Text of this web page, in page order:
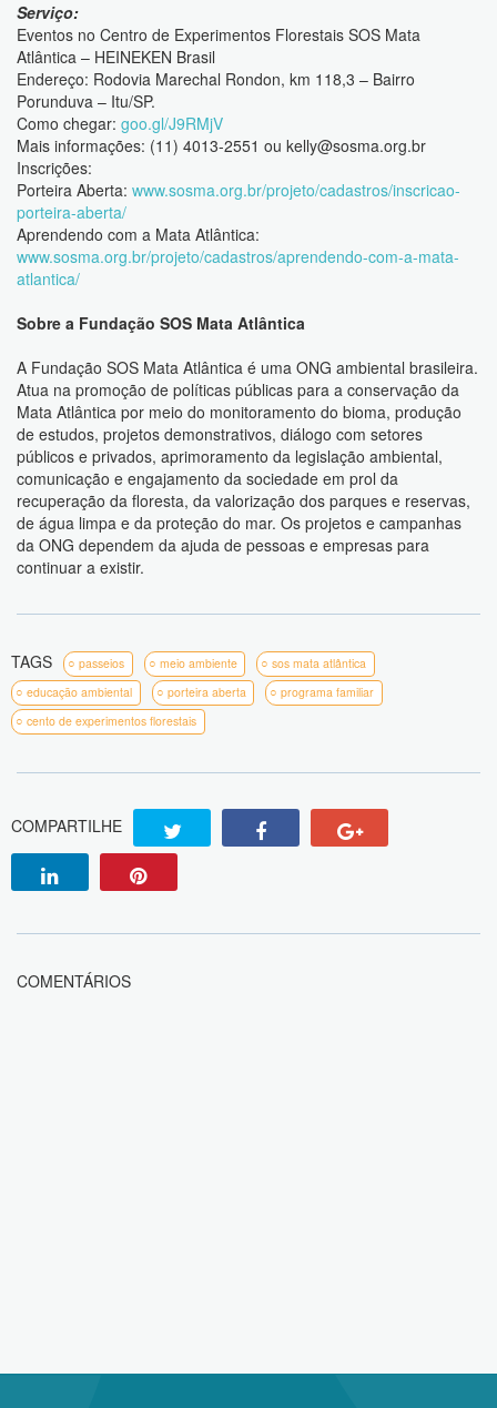
Serviço:
Eventos no Centro de Experimentos Florestais SOS Mata
Atlântica – HEINEKEN Brasil
Endereço: Rodovia Marechal Rondon, km 118,3 – Bairro
Porunduva – Itu/SP.
Como chegar: goo.gl/J9RMjV
Mais informações: (11) 4013-2551 ou kelly@sosma.org.br
Inscrições:
Porteira Aberta: www.sosma.org.br/projeto/cadastros/inscricao-
porteira-aberta/
Aprendendo com a Mata Atlântica:
www.sosma.org.br/projeto/cadastros/aprendendo-com-a-mata-
atlantica/
Sobre a Fundação SOS Mata Atlântica
A Fundação SOS Mata Atlântica é uma ONG ambiental brasileira.
Atua na promoção de políticas públicas para a conservação da
Mata Atlântica por meio do monitoramento do bioma, produção
de estudos, projetos demonstrativos, diálogo com setores
públicos e privados, aprimoramento da legislação ambiental,
comunicação e engajamento da sociedade em prol da
recuperação da floresta, da valorização dos parques e reservas,
de água limpa e da proteção do mar. Os projetos e campanhas
da ONG dependem da ajuda de pessoas e empresas para
continuar a existir.
TAGS passeios meio ambiente
sos mata atlântica
educação ambiental
porteira aberta
programa familiar
cento de experimentos florestais
COMPARTILHE
COMENTÁRIOS